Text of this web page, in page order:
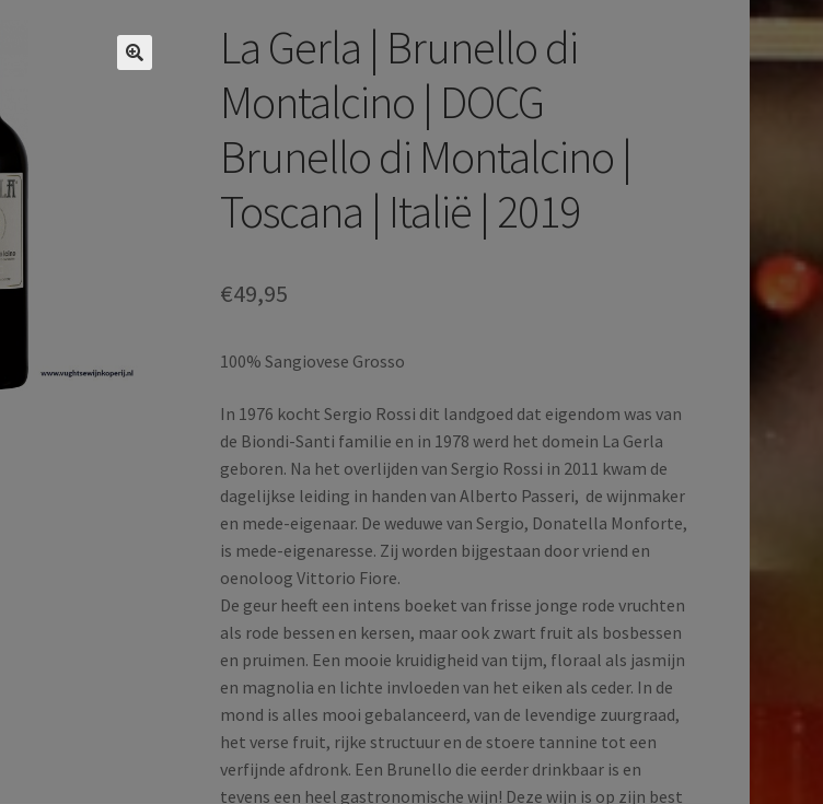
La Gerla | Brunello di
Montalcino | DOCG
Brunello di Montalcino |
Toscana | Italië | 2019
€49,95
100% Sangiovese Grosso
In 1976 kocht Sergio Rossi dit landgoed dat eigendom was van
de Biondi-Santi familie en in 1978 werd het domein La Gerla
geboren. Na het overlijden van Sergio Rossi in 2011 kwam de
dagelijkse leiding in handen van Alberto Passeri, de wijnmaker
en mede-eigenaar. De weduwe van Sergio, Donatella Monforte,
is mede-eigenaresse. Zij worden bijgestaan door vriend en
oenoloog Vittorio Fiore.
De geur heeft een intens boeket van frisse jonge rode vruchten
als rode bessen en kersen, maar ook zwart fruit als bosbessen
en pruimen. Een mooie kruidigheid van tijm, floraal als jasmijn
en magnolia en lichte invloeden van het eiken als ceder. In de
mond is alles mooi gebalanceerd, van de levendige zuurgraad,
het verse fruit, rijke structuur en de stoere tannine tot een
verfijnde afdronk. Een Brunello die eerder drinkbaar is en
tevens een heel gastronomische wijn! Deze wijn is op zijn best